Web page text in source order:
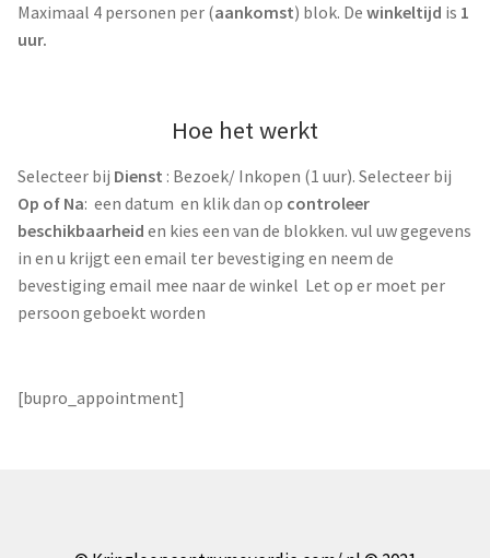
Maximaal 4 personen per (aankomst) blok. De winkeltijd is 1
uur.
Hoe het werkt
Selecteer bij Dienst : Bezoek/ Inkopen (1 uur). Selecteer bij
Op of Na: een datum en klik dan op controleer
beschikbaarheid en kies een van de blokken. vul uw gegevens
in en u krijgt een email ter bevestiging en neem de
bevestiging email mee naar de winkel Let op er moet per
persoon geboekt worden
[bupro_appointment]